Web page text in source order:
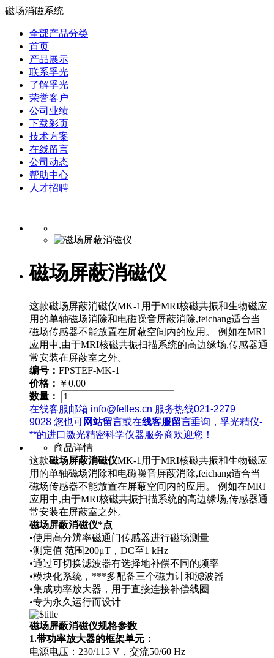
磁场消磁系统
全部产品分类
首页
产品展示
联系孚光
了解孚光
荣誉客户
公司业绩
下载彩页
技术方案
在线留言
公司动态
帮助中心
人才招聘
磁场屏蔽消磁仪
这款磁场屏蔽消磁仪MK-1用于MRI核磁共振和生物磁应
用的单轴磁场消除和电磁噪音屏蔽消除,feichang适合当
磁场传感器不能放置在屏蔽空间内的应用。 例如在MRI
应用中,由于MRI核磁共振扫描系统的高边缘场,传感器通
常安装在屏蔽室之外。
编号： FPSTEF-MK-1
价格： ￥0.00
数量：
在线客服邮箱 info@felles.cn 服务热线021-2279
9028 您也可网站留言或在线客服留言垂询，孚光精仪-
**的进口激光精密科学仪器服务商欢迎您！
商品详情
这款磁场屏蔽消磁仪MK-1用于MRI核磁共振和生物磁应
用的单轴磁场消除和电磁噪音屏蔽消除,feichang适合当
磁场传感器不能放置在屏蔽空间内的应用。 例如在MRI
应用中,由于MRI核磁共振扫描系统的高边缘场,传感器通
常安装在屏蔽室之外。
磁场屏蔽消磁仪*点
•使用高分辨率磁通门传感器进行磁场测量
•测定值 范围200μT，DC至1 kHz
•通过可切换滤波器有选择地补偿不同的频率
•模块化系统，***多配备三个磁力计和滤波器
•集成功率放大器，用于直接连接补偿线圈
•专为永久运行而设计
磁场屏蔽消磁仪规格参数
1.带功率放大器的框架单元：
电源电压：230/115 V，交流50/60 Hz